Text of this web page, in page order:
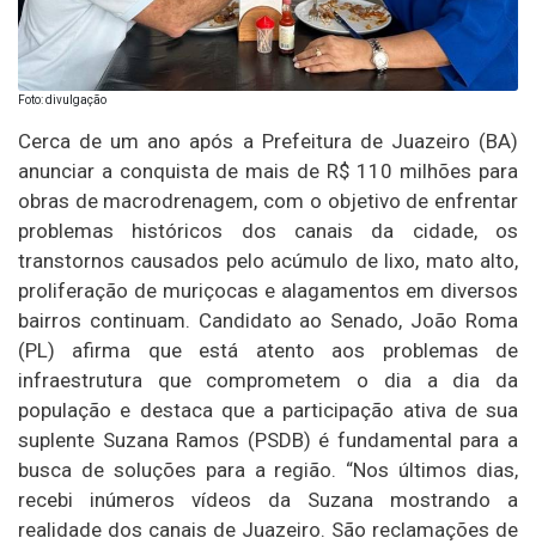
Foto: divulgação
Cerca de um ano após a Prefeitura de Juazeiro (BA)
anunciar a conquista de mais de R$ 110 milhões para
obras de macrodrenagem, com o objetivo de enfrentar
problemas históricos dos canais da cidade, os
transtornos causados pelo acúmulo de lixo, mato alto,
proliferação de muriçocas e alagamentos em diversos
bairros continuam. Candidato ao Senado, João Roma
(PL) afirma que está atento aos problemas de
infraestrutura que comprometem o dia a dia da
população e destaca que a participação ativa de sua
suplente Suzana Ramos (PSDB) é fundamental para a
busca de soluções para a região. “Nos últimos dias,
recebi inúmeros vídeos da Suzana mostrando a
realidade dos canais de Juazeiro. São reclamações de